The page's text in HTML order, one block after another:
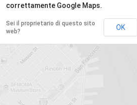
correttamente Google Maps.
Sei il proprietario di questo sito
web?
OK